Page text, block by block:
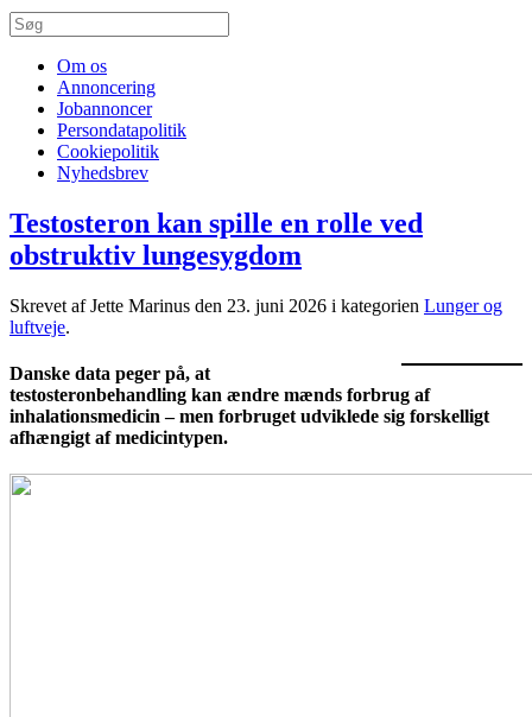
Om os
Annoncering
Jobannoncer
Persondatapolitik
Cookiepolitik
Nyhedsbrev
Testosteron kan spille en rolle ved
obstruktiv lungesygdom
Skrevet af Jette Marinus den 23. juni 2026 i kategorien Lunger og
luftveje.
Danske data peger på, at
testosteronbehandling kan ændre mænds forbrug af
inhalationsmedicin – men forbruget udviklede sig forskelligt
afhængigt af medicintypen.